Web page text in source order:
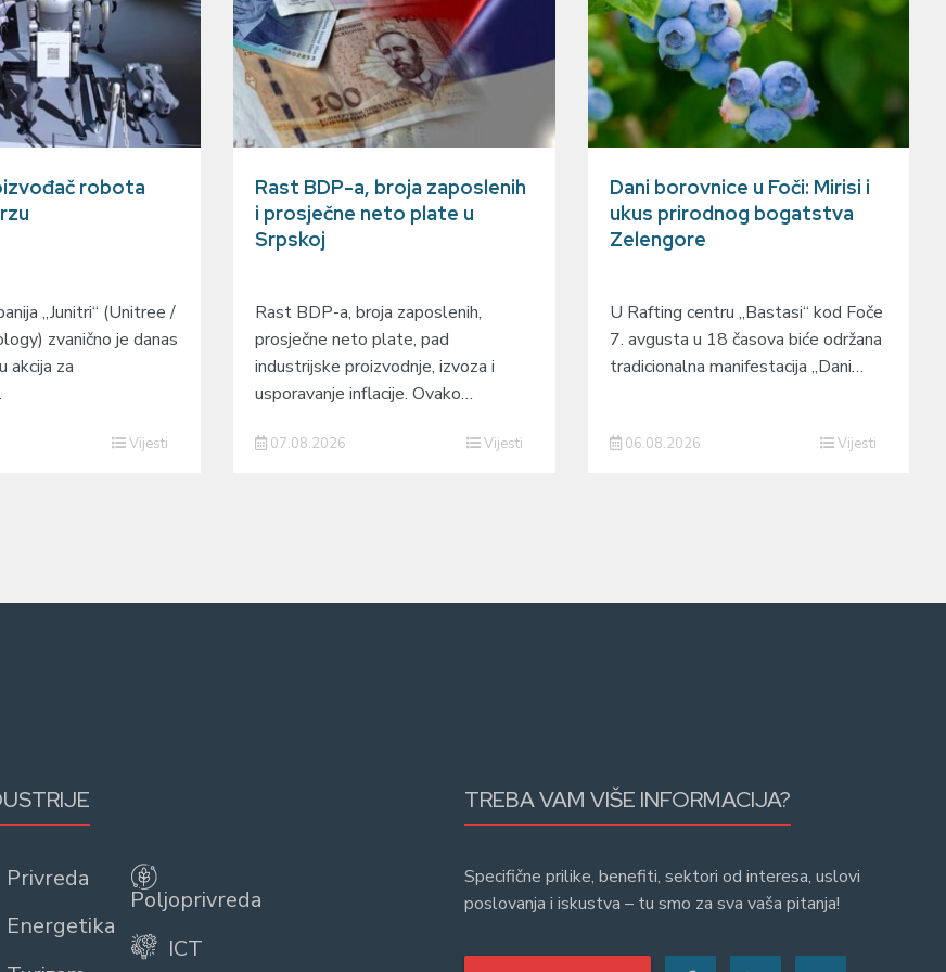
robota
„Junitri“ (Unitree /
zvanično je danas
akcija za
Vijesti
Rast BDP-a, broja zaposlenih
i prosječne neto plate u
Srpskoj
Rast BDP-a, broja zaposlenih,
prosječne neto plate, pad
industrijske proizvodnje, izvoza i
usporavanje inflacije. Ovako…
07.08.2026 Vijesti
Dani borovnice u Foči: Mirisi i
ukus prirodnog bogatstva
Zelengore
U Rafting centru „Bastasi“ kod Foče
7. avgusta u 18 časova biće održana
tradicionalna manifestacija „Dani…
06.08.2026 Vijesti
Privreda
Energetika
Poljoprivreda
ICT
TREBA VAM VIŠE INFORMACIJA?
Specifične prilike, benefiti, sektori od interesa, uslovi
poslovanja i iskustva – tu smo za sva vaša pitanja!